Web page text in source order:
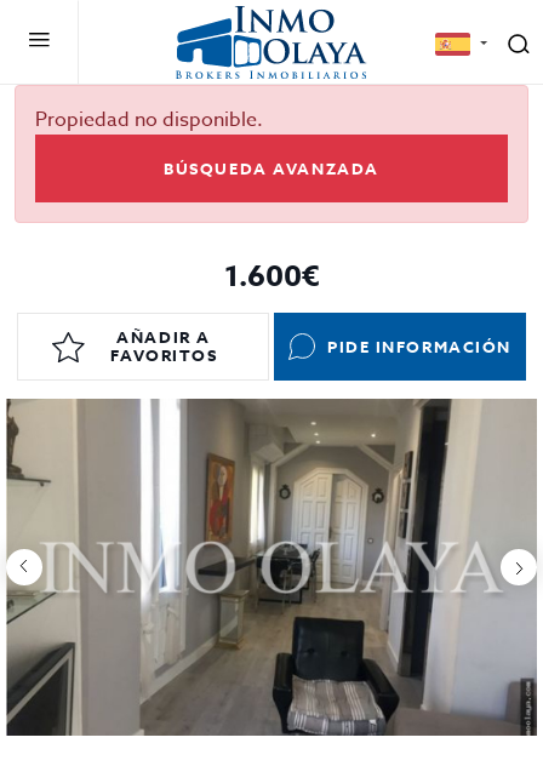
Propiedad no disponible.
BÚSQUEDA AVANZADA
1.600€
AÑADIR A
FAVORITOS
PIDE INFORMACIÓN